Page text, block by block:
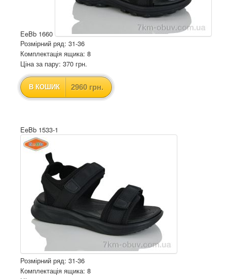
EeBb 1660
Розмірний ряд: 31-36
Комплектація ящика: 8
Ціна за пару: 370 грн.
В КОШИК 2960 грн.
EeBb 1533-1
Розмірний ряд: 31-36
Комплектація ящика: 8